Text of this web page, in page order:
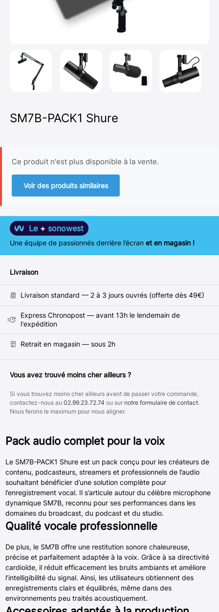
SM7B-PACK1 Shure
Ce produit n'est plus disponible à la vente.
Voir des produits similaires
Le + sonowest
Une équipe de passionnés derrière l’écran et en magasin !
Livraison
Livraison standard — 2 à 3 jours ouvrés (offerte dès 49€)
Express Chronopost — avant 13h le lendemain de
l'expédition
Retrait en magasin — sous 2h
Vous avez trouvé moins cher ailleurs ?
Si vous trouvez moins cher ailleurs avant de passer votre commande,
contactez-nous au 02.99.23.72.74 ou sur notre formulaire de contact.
Nous ferons le maximum pour nous aligner.
Pack audio complet pour la voix
Le SM7B-PACK1 Shure est un pack conçu pour les créateurs de
contenu, podcasteurs, streamers et professionnels de l’audio
souhaitant bénéficier d’une solution complète pour
l’enregistrement vocal. Il s’articule autour du célèbre microphone
dynamique SM7B, reconnu pour ses performances dans les
domaines du broadcast, du podcast et du studio.
Qualité vocale professionnelle
De plus, le SM7B offre une restitution sonore chaleureuse,
précise et parfaitement adaptée à la voix. Grâce à sa directivité
cardioïde, il réduit efficacement les bruits ambiants et améliore
l’intelligibilité du signal. Ainsi, les utilisateurs obtiennent des
enregistrements clairs et équilibrés, même dans des
environnements peu traités acoustiquement.